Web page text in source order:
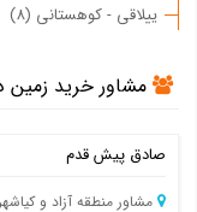
ییلاقی - کوهستانی (8)
مشاور خرید زمین
صادق پیش قدم
مشاور منطقه آزاد و کیاشهر